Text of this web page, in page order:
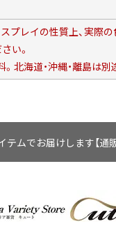
プレイの性質上、実際
い。
北海道・沖縄・離島は
ムでお届けします【通